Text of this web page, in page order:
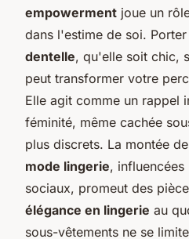
empowerment joue un
dans l'estime de soi. Porter
dentelle, qu'elle soit chic,
peut transformer votre
Elle agit comme un rappel
féminité, même cachée
plus discrets. La montée
mode lingerie, influencées
sociaux, promeut des
élégance en lingerie au
sous-vêtements ne se